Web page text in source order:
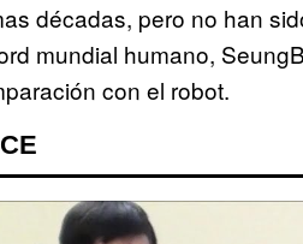
décadas, pero no han
mundial humano,
con el robot.